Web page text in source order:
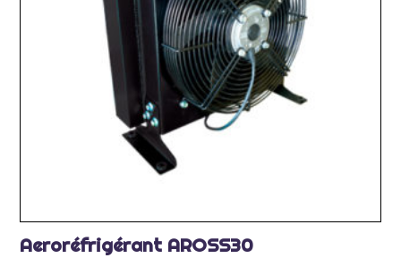
Aeroréfrigérant AROSS30